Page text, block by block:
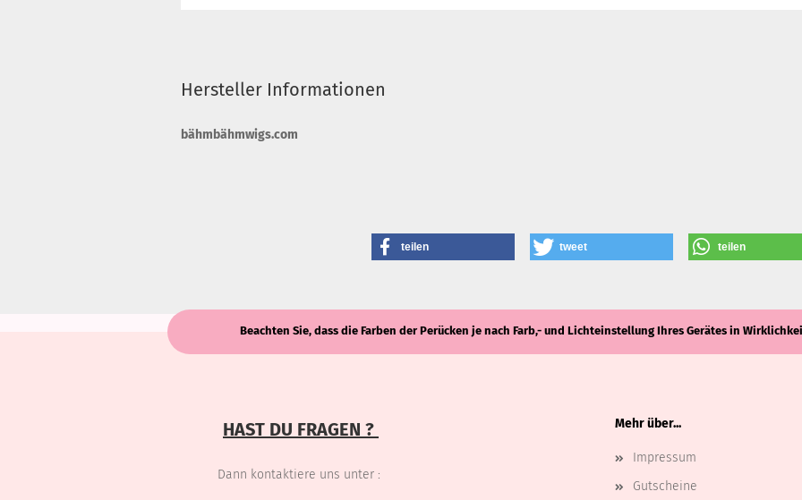
Hersteller Informationen
bähmbähmwigs.com
teilen tweet teilen
Diesen Artikel haben wir am Freitag, 2. August 2019 in den Shop aufgenommen.
Beachten Sie, dass die Farben der Perücken je nach Farb,- und Lichteinstellung Ihres Gerätes in
HAST DU FRAGEN ?
Dann kontaktiere uns unter :
Mehr über...
Impressum
Gutscheine